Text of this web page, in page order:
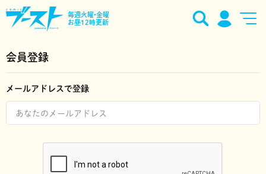
毎週火曜•金曜
お昼12時更新
会員登録
メールアドレスで登録